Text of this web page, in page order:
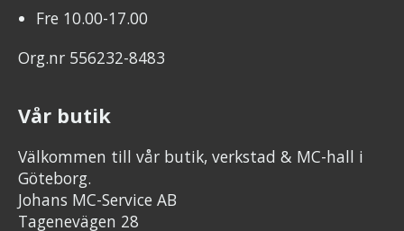
Fre 10.00-17.00
Org.nr 556232-8483
Vår butik
Välkommen till vår butik, verkstad & MC-hall i
Göteborg.
Johans MC-Service AB
Tagenevägen 28